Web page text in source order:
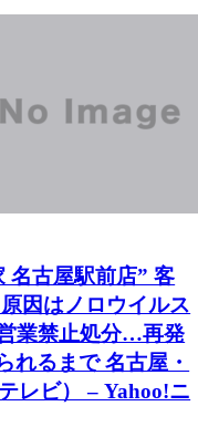
名古屋駅前店” 客
因はノロウイルス
業禁止処分…再発
れるまで 名古屋・
レビ） – Yahoo!ニ